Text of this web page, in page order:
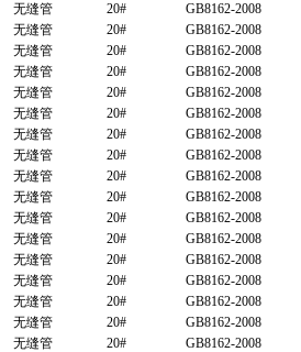
无缝管
20# GB8162-2008
无缝管
20# GB8162-2008
无缝管
20# GB8162-2008
无缝管
20# GB8162-2008
无缝管
20# GB8162-2008
无缝管
20# GB8162-2008
无缝管
20# GB8162-2008
无缝管
20# GB8162-2008
无缝管
20# GB8162-2008
无缝管
20# GB8162-2008
无缝管
20# GB8162-2008
无缝管
20# GB8162-2008
无缝管
20# GB8162-2008
无缝管
20# GB8162-2008
无缝管
20# GB8162-2008
无缝管
20# GB8162-2008
无缝管
20# GB8162-2008